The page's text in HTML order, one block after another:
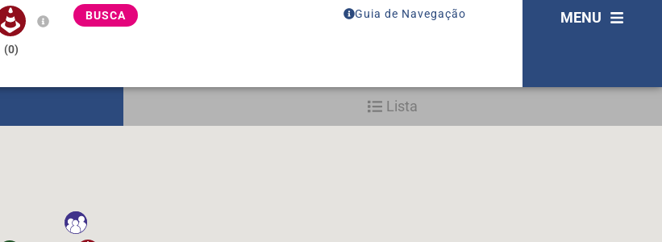
(0)
BUSCA Guia de Navegação MENU
Lista